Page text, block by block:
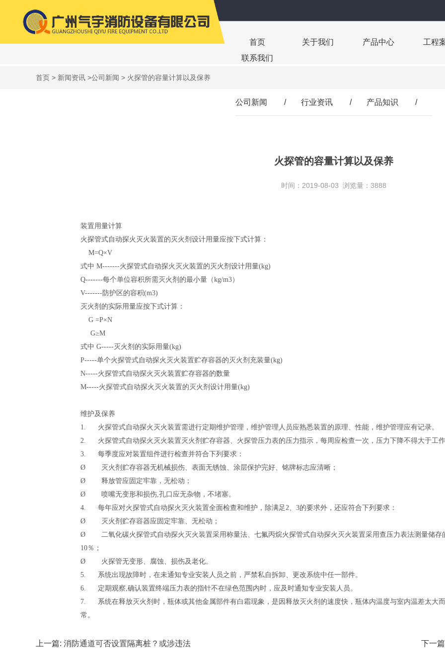
首页 关于我们 产品中心 工程
联系我们
首页 > 新闻资讯 >公司新闻 > 火探管的容量计算以及保养
公司新闻 / 行业资讯 / 产品知识 /
火探管的容量计算以及保养
时间：2019-08-03 浏览量：3888
装置用量计算
火探管式自动探火灭火装置的灭火剂设计用量应按下式计算：
M=Q×V
式中 M-------火探管式自动探火灭火装置的灭火剂设计用量(kg)
Q-------每个单位容积所需灭火剂的最小量（kg/m3）
V-------防护区的容积(m3)
灭火剂的实际用量应按下式计算：
G =P×N
G≥M
式中 G-----灭火剂的实际用量(kg)
P-----单个火探管式自动探火灭火装置贮存容器的灭火剂充装量(kg)
N-----火探管式自动探火灭火装置贮存容器的数量
M-----火探管式自动探火灭火装置的灭火剂设计用量(kg)
维护及保养
1. 火探管式自动探火灭火装置需进行定期维护管理，维护管理人员应熟悉装置的原理、性能，维护管理应有记录。
2. 火探管式自动探火灭火装置灭火剂贮存容器、火探管压力表的压力指示，每周应检查一次，压力下降不得大于工
3. 每季度应对装置组件进行检查并符合下列要求：
Ø 灭火剂贮存容器无机械损伤、表面无锈蚀、涂层保护完好、铭牌标志应清晰；
Ø 释放管应固定牢靠，无松动；
Ø 喷嘴无变形和损伤,孔口应无杂物，不堵塞。
4. 每年应对火探管式自动探火灭火装置全面检查和维护，除满足2、3的要求外，还应符合下列要求：
Ø 灭火剂贮存容器应固定牢靠、无松动；
Ø 二氧化碳火探管式自动探火灭火装置采用称量法、七氟丙烷火探管式自动探火灭火装置采用查压力表法测量储
10％；
Ø 火探管无变形、腐蚀、损伤及老化。
5. 系统出现故障时，在未通知专业安装人员之前，严禁私自拆卸、更改系统中任一部件。
6. 定期观察,确认装置终端压力表的指针不在绿色范围内时，应及时通知专业安装人员。
7. 系统在释放灭火剂时，瓶体或其他金属部件有白霜现象，是因释放灭火剂的速度快，瓶体内温度与室内温差太大
常。
上一篇: 消防通道可否设置隔离桩？或涉违法 下一